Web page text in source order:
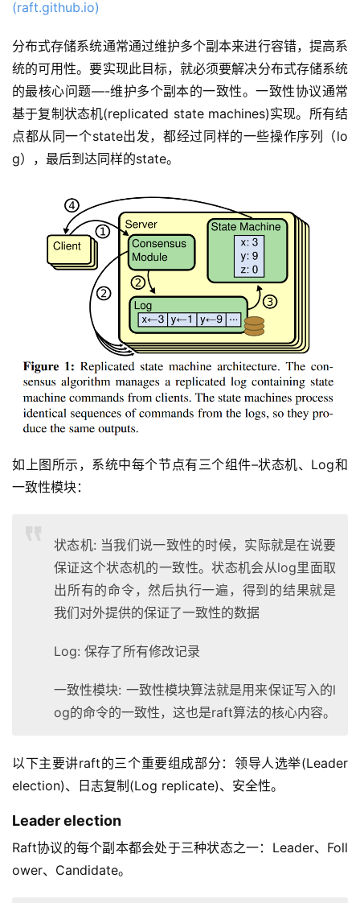
(raft.github.io)
分布式存储系统通常通过维护多个副本来进行容错，提高系
统的可用性。要实现此目标，就必须要解决分布式存储系统
的最核心问题—-维护多个副本的一致性。一致性协议通常
基于复制状态机(replicated state machines)实现。所有结
点都从同一个state出发，都经过同样的一些操作序列（lo
g），最后到达同样的state。
如上图所示，系统中每个节点有三个组件–状态机、Log和
一致性模块：
状态机: 当我们说一致性的时候，实际就是在说要
保证这个状态机的一致性。状态机会从log里面取
出所有的命令，然后执行一遍，得到的结果就是
我们对外提供的保证了一致性的数据
Log: 保存了所有修改记录
一致性模块: 一致性模块算法就是用来保证写入的l
og的命令的一致性，这也是raft算法的核心内容。
以下主要讲raft的三个重要组成部分：领导人选举(Leader
election)、日志复制(Log replicate)、安全性。
Leader election
Raft协议的每个副本都会处于三种状态之一：Leader、Foll
ower、Candidate。